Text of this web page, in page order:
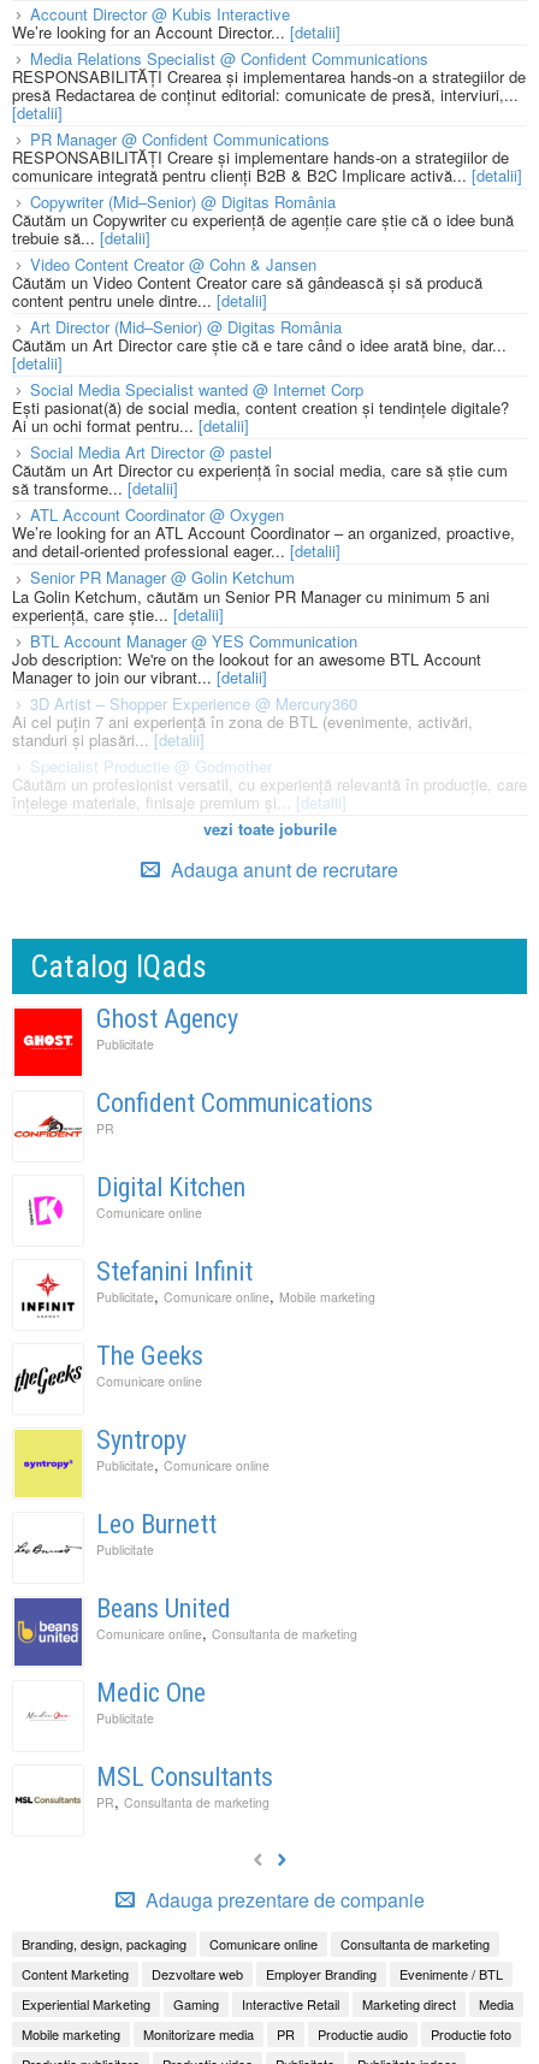
Account Director @ Kubis Interactive
We’re looking for an Account Director... [detalii]
Media Relations Specialist @ Confident Communications
RESPONSABILITĂȚI Crearea și implementarea hands-on a strategiilor de
presă Redactarea de conținut editorial: comunicate de presă, interviuri,...
[detalii]
PR Manager @ Confident Communications
RESPONSABILITĂȚI Creare și implementare hands-on a strategiilor de
comunicare integrată pentru clienți B2B & B2C Implicare activă... [detalii]
Copywriter (Mid–Senior) @ Digitas România
Căutăm un Copywriter cu experiență de agenție care știe că o idee bună
trebuie să... [detalii]
Video Content Creator @ Cohn & Jansen
Căutăm un Video Content Creator care să gândească și să producă
content pentru unele dintre... [detalii]
Art Director (Mid–Senior) @ Digitas România
Căutăm un Art Director care știe că e tare când o idee arată bine, dar...
[detalii]
Social Media Specialist wanted @ Internet Corp
Ești pasionat(ă) de social media, content creation și tendințele digitale?
Ai un ochi format pentru... [detalii]
Social Media Art Director @ pastel
Căutăm un Art Director cu experiență în social media, care să știe cum
să transforme... [detalii]
ATL Account Coordinator @ Oxygen
We’re looking for an ATL Account Coordinator – an organized, proactive,
and detail-oriented professional eager... [detalii]
Senior PR Manager @ Golin Ketchum
La Golin Ketchum, căutăm un Senior PR Manager cu minimum 5 ani
experiență, care știe... [detalii]
BTL Account Manager @ YES Communication
Job description: We're on the lookout for an awesome BTL Account
Manager to join our vibrant... [detalii]
3D Artist – Shopper Experience @ Mercury360
Ai cel puțin 7 ani experiență în zona de BTL (evenimente, activări,
standuri și plasări...[detalii]
Specialist Productie @ Godmother
Căutăm un profesionist versatil, cu experiență relevantă în producție, care
înțelege materiale, finisaje premium și... [detalii]
vezi toate joburile
Adauga anunt de recrutare
Catalog IQads
Ghost Agency
Publicitate
Confident Communications
PR
Digital Kitchen
Comunicare online
Stefanini Infinit
Publicitate, Comunicare online, Mobile marketing
The Geeks
Comunicare online
Syntropy
Publicitate, Comunicare online
Leo Burnett
Publicitate
Beans United
Comunicare online, Consultanta de marketing
Medic One
Publicitate
MSL Consultants
PR, Consultanta de marketing
Adauga prezentare de companie
Branding, design, packaging Comunicare online
Consultanta de marketing
Content Marketing
Dezvoltare web Employer Branding
Evenimente / BTL
Experiential Marketing
Gaming Interactive Retail Marketing direct
Media
Mobile marketing
Monitorizare media PR Productie audio
Productie foto